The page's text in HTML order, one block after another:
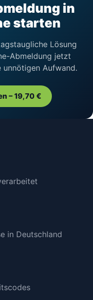
in
starten
Lösung
Abmeldung jetzt
Aufwand.
– 19,70 €
in Deutschland